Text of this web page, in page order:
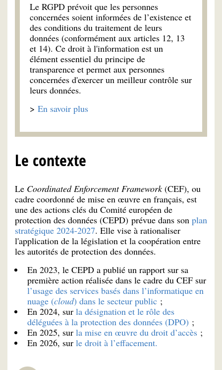
Le RGPD prévoit que les personnes
concernées soient informées de l’existence et
des conditions du traitement de leurs
données (conformément aux articles 12, 13
et 14). Ce droit à l'information est un
élément essentiel du principe de
transparence et permet aux personnes
concernées d'exercer un meilleur contrôle sur
leurs données.
> En savoir plus
Le contexte
Le Coordinated Enforcement Framework(CEF), ou
cadre coordonné de mise en œuvre en français, est
une des actions clés du Comité européen de
protection des données (CEPD) prévue dans son plan
stratégique 2024-2027. Elle vise à rationaliser
l'application de la législation et la coopération entre
les autorités de protection des données.
En 2023, le CEPD a publié un rapport sur sa
première action réalisée dans le cadre du CEF sur
l’usage des services basés dans l’informatique en
nuage (cloud) dans le secteur public ;
En 2024, sur la désignation et le rôle des
déléguées à la protection des données (DPO) ;
En 2025, sur la mise en œuvre du droit d’accès ;
En 2026, sur le droit à l’effacement.